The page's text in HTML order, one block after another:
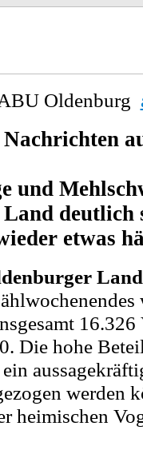
Oldenburg
und
deutlich
etwas
Die hohe
werden
heimischen